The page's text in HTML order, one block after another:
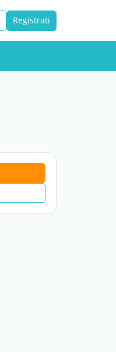
Registrati